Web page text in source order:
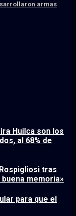
armas
Huilca son los
al 68% de
tras
buena memoria»
para que el